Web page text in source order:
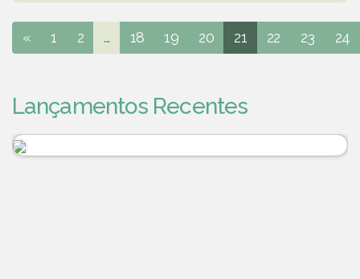
« 1 2 ... 18 19 20 21 22 23 24
Lançamentos Recentes